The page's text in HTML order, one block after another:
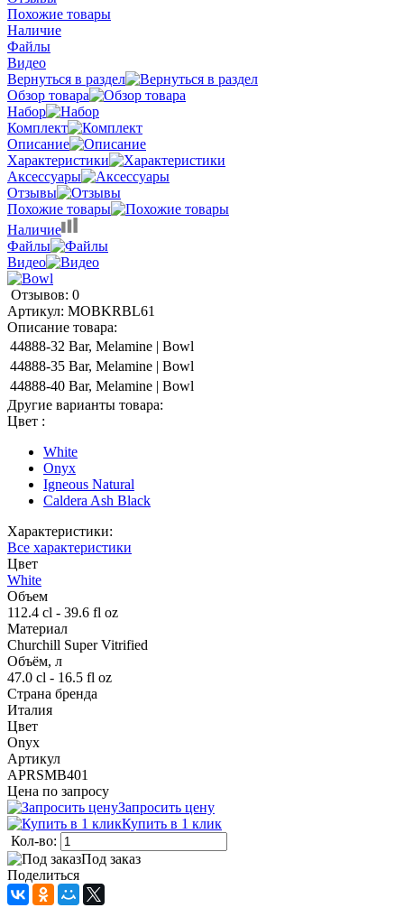
Похожие товары
Наличие
Файлы
Видео
Вернуться в раздел
Обзор товара
Набор
Комплект
Описание
Характеристики
Аксессуары
Отзывы
Похожие товары
Наличие
Файлы
Видео
Отзывов: 0
Артикул: MOBKRBL61
Описание товара:
44888-32 Bar, Melamine | Bowl
44888-35 Bar, Melamine | Bowl
44888-40 Bar, Melamine | Bowl
Другие варианты товара:
Цвет :
White
Onyx
Igneous Natural
Caldera Ash Black
Характеристики:
Все характеристики
Цвет
White
Объем
112.4 cl - 39.6 fl oz
Материал
Churchill Super Vitrified
Объём, л
47.0 cl - 16.5 fl oz
Страна бренда
Италия
Цвет
Onyx
Артикул
APRSMB401
Цена по запросу
Запросить цену
Купить в 1 клик
Кол-во:
Под заказ
Поделиться